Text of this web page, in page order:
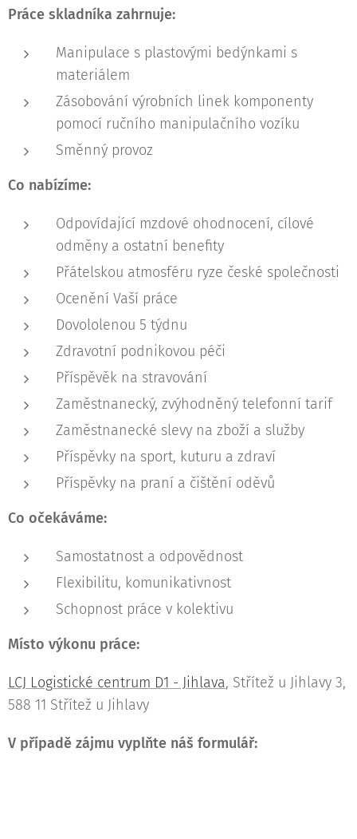
Práce skladníka zahrnuje:
Manipulace s plastovými bedýnkami s
materiálem
Zásobování výrobních linek komponenty
pomocí ručního manipulačního vozíku
Směnný provoz
Co nabízíme:
Odpovídající mzdové ohodnocení, cílové
odměny a ostatní benefity
Přátelskou atmosféru ryze české společnosti
Ocenění Vaší práce
Dovololenou 5 týdnu
Zdravotní podnikovou péči
Příspěvěk na stravování
Zaměstnanecký, zvýhodněný telefonní tarif
Zaměstnanecké slevy na zboží a služby
Příspěvky na sport, kuturu a zdraví
Příspěvky na praní a čištění oděvů
Co očekáváme:
Samostatnost a odpovědnost
Flexibilitu, komunikativnost
Schopnost práce v kolektivu
Místo výkonu práce:
LCJ Logistické centrum D1 - Jihlava, Střítež u Jihlavy 3,
588 11 Střítež u Jihlavy
V případě zájmu vyplňte náš formulář:
r
s
e